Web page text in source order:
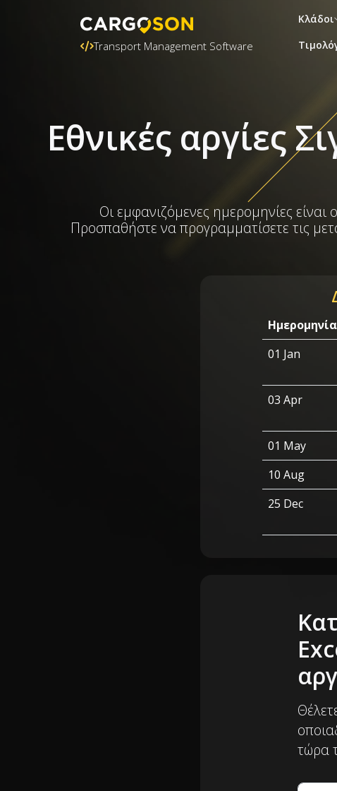
Transport Management Software
Κλάδοι
Εθνικές αργίες
Οι εμφανιζόμενες ημερομηνίες είναι
Προσπαθήστε να προγραμματίσετε τις
Ημερομηνία
01 Jan
03 Apr
01 May
10 Aug
25 Dec
τώρα